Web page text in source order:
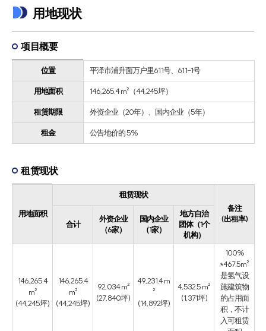
用地现状
项目概要
位置 平泽市浦升面万户里611号、611-1号
用地面积 146,265.4 m²（44,245坪）
租赁期限 外资企业（20年）、国内企业（5年）
租金 公告地价的 5%
租赁现状
用地面积
租赁现状
备注
(出租率)
合计
外资企业
（6家）
国内企业
（1家）
地方自治
团体（1个
机构）
146,265.4
m²
(44,245坪)
146,265.4
m²
(44,245坪)
92,034 m²
(27,840坪)
49,231.4 m
²
(14,892坪)
4,532.5 m²
(1,371坪)
100%
*467.5m²
是氢气设
施建筑物
的占用面
积，不计
入可租赁